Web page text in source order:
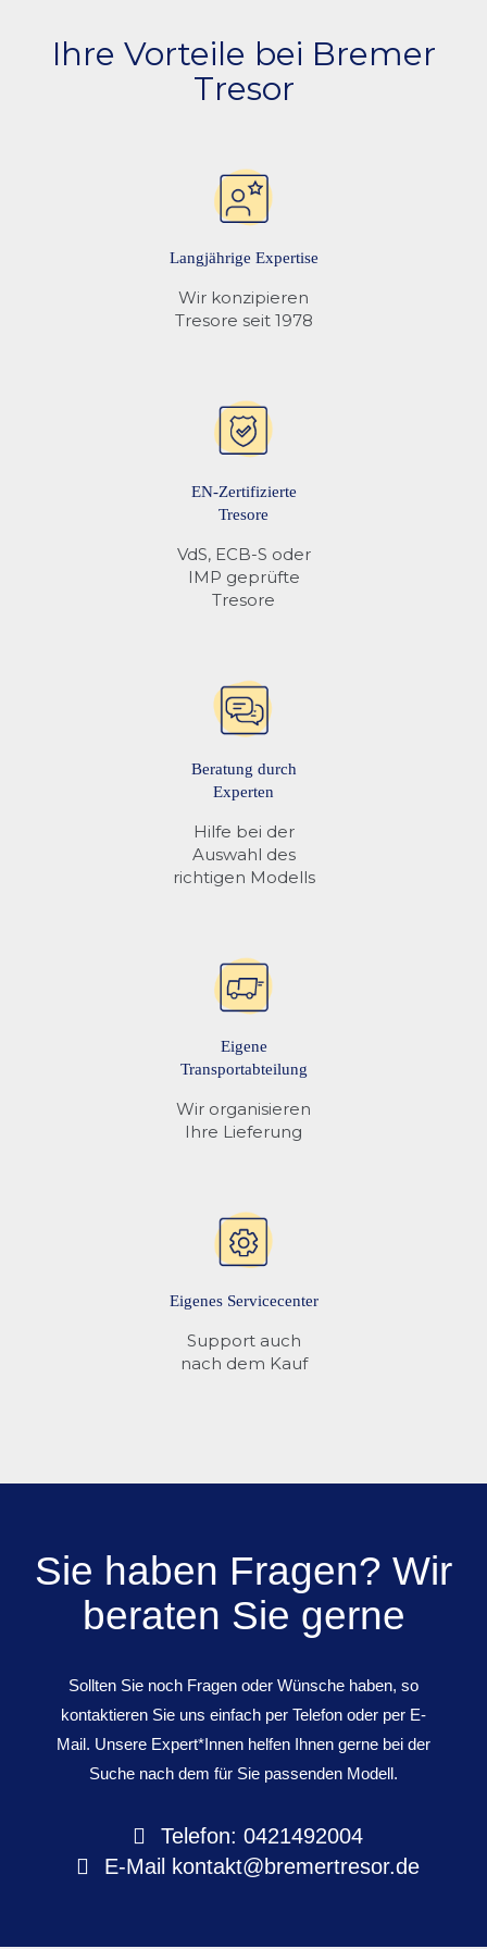
Ihre Vorteile bei Bremer
Tresor
Langjährige Expertise
Wir konzipieren
Tresore seit 1978
EN-Zertifizierte
Tresore
VdS, ECB-S oder
IMP geprüfte
Tresore
Beratung durch
Experten
Hilfe bei der
Auswahl des
richtigen Modells
Eigene
Transportabteilung
Wir organisieren
Ihre Lieferung
Eigenes Servicecenter
Support auch
nach dem Kauf
Sie haben Fragen? Wir
beraten Sie gerne
Sollten Sie noch Fragen oder Wünsche haben, so
kontaktieren Sie uns einfach per Telefon oder per E-
Mail. Unsere Expert*Innen helfen Ihnen gerne bei der
Suche nach dem für Sie passenden Modell.
Telefon: 0421492004
E-Mail kontakt@bremertresor.de